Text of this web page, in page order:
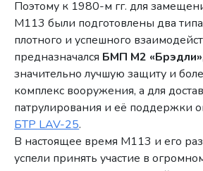
Поэтому к 1980-м гг. для
М113 были подготовлены два
плотного и успешного
предназначался БМП М2 «Брэдли»
значительно лучшую защиту и
комплекс вооружения, а для
патрулирования и её поддержки
БТР LAV-25.
В настоящее время М113 и его
успели принять участие в